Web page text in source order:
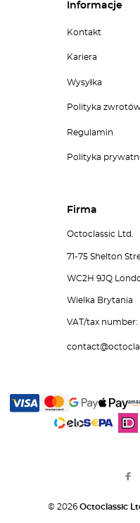
Informacje
Kontakt
Kariera
Wysyłka
Polityka
Regulamin
Polityka
Firma
Octoclassic Ltd.
71-75 Shelton
WC2H 9JQ
Wielka Brytania
VAT/tax number:
© 2026 Octoclassic